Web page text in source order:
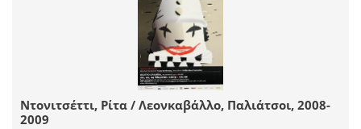
Ντονιτσέττι, Ρίτα / Λεονκαβάλλο, Παλιάτσοι, 2008-
2009